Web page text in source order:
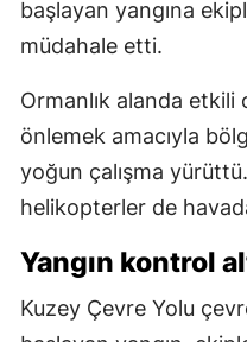
başlayan yangına
müdahale etti.
Ormanlık alanda etkili
önlemek amacıyla
yoğun çalışma
helikopterler de
Yangın kontrol
Kuzey Çevre Yolu